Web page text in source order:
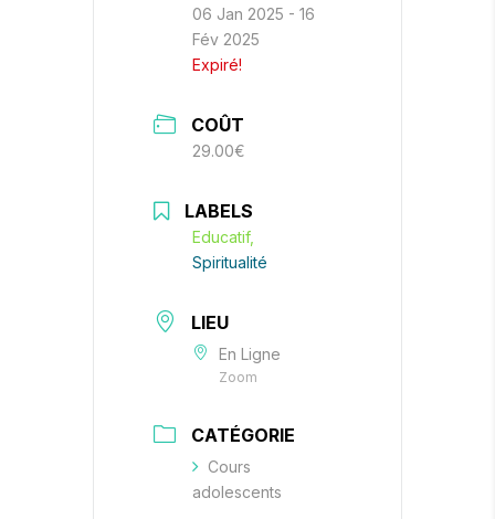
06 Jan 2025 - 16
Fév 2025
Expiré!
COÛT
29.00€
LABELS
Educatif,
Spiritualité
LIEU
En Ligne
Zoom
CATÉGORIE
Cours
adolescents